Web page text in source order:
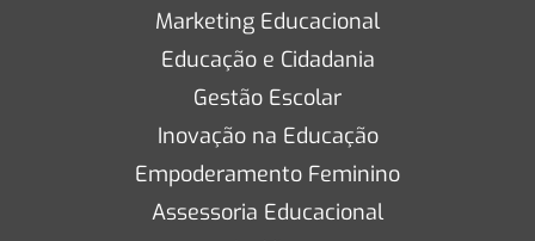
Marketing Educacional
Educação e Cidadania
Gestão Escolar
Inovação na Educação
Empoderamento Feminino
Assessoria Educacional